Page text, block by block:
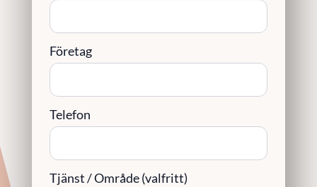
Företag
Telefon
Tjänst / Område (valfritt)